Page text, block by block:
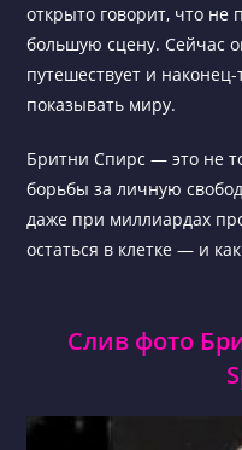
открыто говорит, что не
большую сцену. Сейчас
путешествует и
показывать миру.
Бритни Спирс — это не
борьбы за личную
даже при миллиардах
остаться в клетке — и
Слив фото